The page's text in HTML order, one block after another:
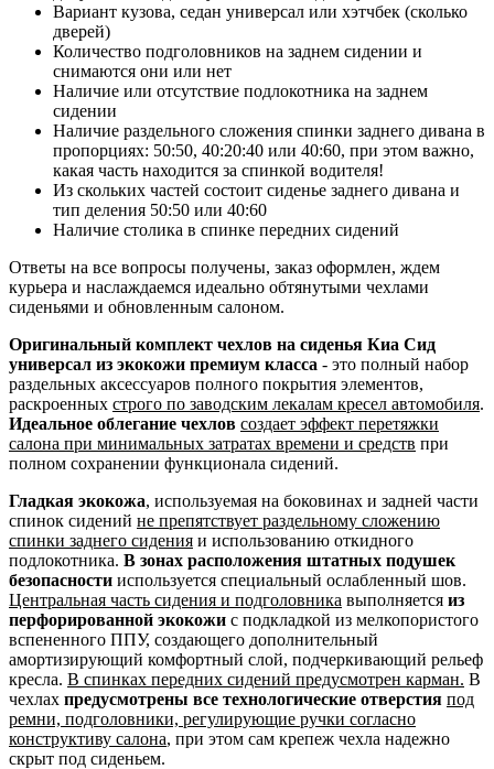
Вариант кузова, седан универсал или хэтчбек (сколько
дверей)
Количество подголовников на заднем сидении и
снимаются они или нет
Наличие или отсутствие подлокотника на заднем
сидении
Наличие раздельного сложения спинки заднего дивана в
пропорциях: 50:50, 40:20:40 или 40:60, при этом важно,
какая часть находится за спинкой водителя!
Из скольких частей состоит сиденье заднего дивана и
тип деления 50:50 или 40:60
Наличие столика в спинке передних сидений
Ответы на все вопросы получены, заказ оформлен, ждем
курьера и наслаждаемся идеально обтянутыми чехлами
сиденьями и обновленным салоном.
Оригинальный комплект чехлов на сиденья Киа Сид
универсал из экокожи премиум класса - это полный набор
раздельных аксессуаров полного покрытия элементов,
раскроенных строго по заводским лекалам кресел автомобиля.
Идеальное облегание чехлов создает эффект перетяжки
салона при минимальных затратах времени и средств при
полном сохранении функционала сидений.
Гладкая экокожа, используемая на боковинах и задней части
спинок сидений не препятствует раздельному сложению
спинки заднего сидения и использованию откидного
подлокотника. В зонах расположения штатных подушек
безопасности используется специальный ослабленный шов.
Центральная часть сидения и подголовника выполняется из
перфорированной экокожи с подкладкой из мелкопористого
вспененного ППУ, создающего дополнительный
амортизирующий комфортный слой, подчеркивающий рельеф
кресла. В спинках передних сидений предусмотрен карман. В
чехлах предусмотрены все технологические отверстия под
ремни, подголовники, регулирующие ручки согласно
конструктиву салона, при этом сам крепеж чехла надежно
скрыт под сиденьем.